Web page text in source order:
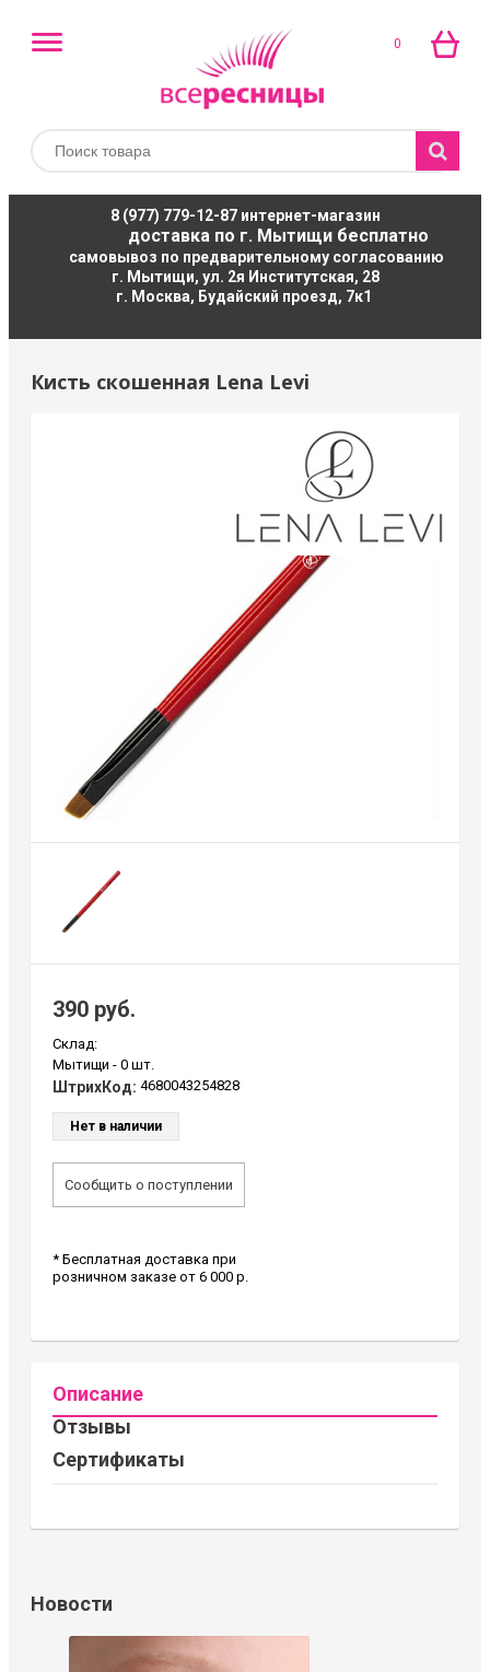
0
8 (977) 779-12-87интернет-магазин
доставка по г. Мытищи бесплатно
самовывоз по предварительному согласованию
г. Мытищи, ул. 2я Институтская, 28
г. Москва, Будайский проезд, 7к1
Кисть скошенная Lena Levi
390 руб.
Склад:
Мытищи - 0 шт.
ШтрихКод: 4680043254828
Нет в наличии
Сообщить о поступлении
* Бесплатная доставка при
розничном заказе от 6 000 р.
Описание
Отзывы
Сертификаты
Новости